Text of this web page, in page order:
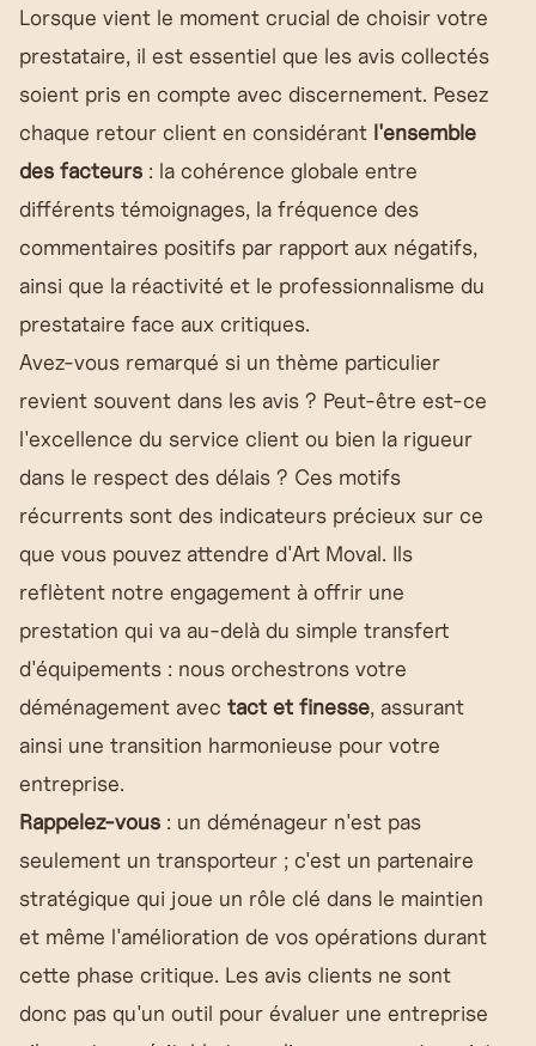
Lorsque vient le moment crucial de choisir votre
prestataire, il est essentiel que les avis collectés
soient pris en compte avec discernement. Pesez
chaque retour client en considérant l'ensemble
des facteurs : la cohérence globale entre
différents témoignages, la fréquence des
commentaires positifs par rapport aux négatifs,
ainsi que la réactivité et le professionnalisme du
prestataire face aux critiques.
Avez-vous remarqué si un thème particulier
revient souvent dans les avis ? Peut-être est-ce
l'excellence du service client ou bien la rigueur
dans le respect des délais ? Ces motifs
récurrents sont des indicateurs précieux sur ce
que vous pouvez attendre d'Art Moval. Ils
reflètent notre engagement à offrir une
prestation qui va au-delà du simple transfert
d'équipements : nous orchestrons votre
déménagement avec tact et finesse, assurant
ainsi une transition harmonieuse pour votre
entreprise.
Rappelez-vous : un déménageur n'est pas
seulement un transporteur ; c'est un partenaire
stratégique qui joue un rôle clé dans le maintien
et même l'amélioration de vos opérations durant
cette phase critique. Les avis clients ne sont
donc pas qu'un outil pour évaluer une entreprise